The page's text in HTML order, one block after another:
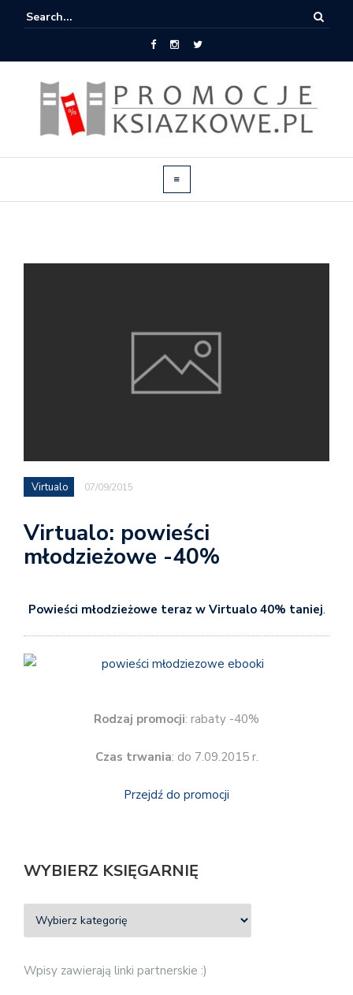
Virtualo 07/09/2015
Virtualo: powieści
młodzieżowe -40%
Powieści młodzieżowe teraz w Virtualo 40% taniej.
Rodzaj promocji: rabaty -40%
Czas trwania: do 7.09.2015 r.
Przejdź do promocji
WYBIERZ KSIĘGARNIĘ
Wpisy zawierają linki partnerskie :)